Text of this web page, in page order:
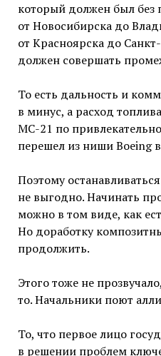
который должен был без
от Новосибирска до
от Красноярска до
должен совершать
То есть дальность и
в минус, а расход
МС-21 по
перешел из ниши Boeing
Поэтому
не выгодно. Начинать
можно в том виде, как
Но доработку
продолжить.
Этого тоже не
то. Начальники поют
То, что первое лицо
в решении проблем